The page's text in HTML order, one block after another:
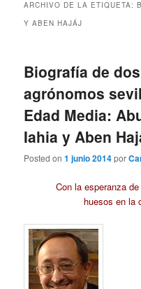
ARCHIVO DE LA ETIQUETA:
Y ABEN HAJÁJ
Biografía de
agrónomos
Edad Media:
Iahia y Aben
Posted on1 junio 2014por
Con la esperanza
huesos en la